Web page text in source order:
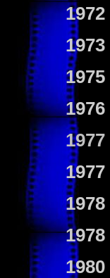
1972
1973
1975
1976
1977
1977
1978
1978
1980